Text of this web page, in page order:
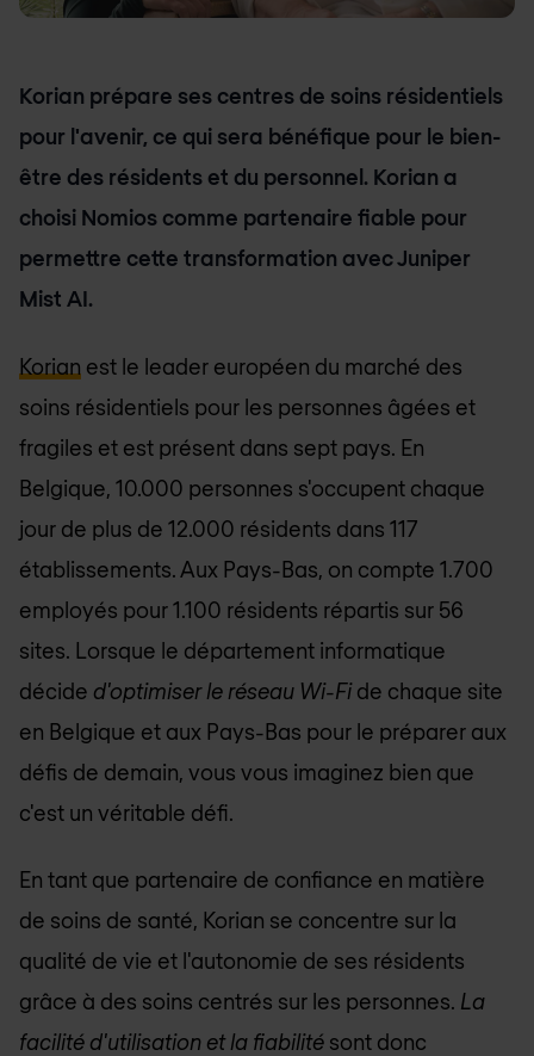
Korian prépare ses centres de soins résidentiels
pour l'avenir, ce qui sera bénéfique pour le bien-
être des résidents et du personnel. Korian a
choisi Nomios comme partenaire fiable pour
permettre cette transformation avec Juniper
Mist AI.
Korian est le leader européen du marché des
soins résidentiels pour les personnes âgées et
fragiles et est présent dans sept pays. En
Belgique, 10.000 personnes s'occupent chaque
jour de plus de 12.000 résidents dans 117
établissements. Aux Pays-Bas, on compte 1.700
employés pour 1.100 résidents répartis sur 56
sites. Lorsque le département informatique
décide d'optimiser le réseau Wi-Fi de chaque site
en Belgique et aux Pays-Bas pour le préparer aux
défis de demain, vous vous imaginez bien que
c'est un véritable défi.
En tant que partenaire de confiance en matière
de soins de santé, Korian se concentre sur la
qualité de vie et l'autonomie de ses résidents
grâce à des soins centrés sur les personnes. La
facilité d'utilisation et la fiabilité sont donc